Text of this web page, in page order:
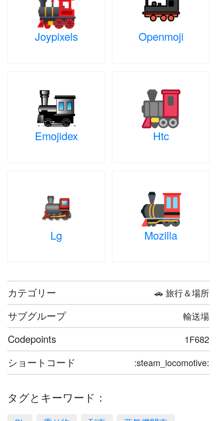
Joypixels Openmoji
Emojidex Htc
Lg Mozilla
カテゴリー 🚗 旅行＆場所
サブグループ 輸送場
Codepoints 1F682
ショートコード :steam_locomotive:
タグとキーワード：